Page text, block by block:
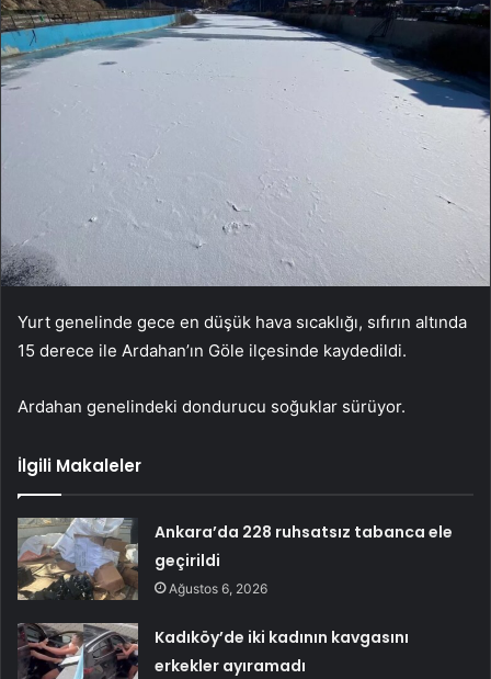
Yurt genelinde gece en düşük hava sıcaklığı, sıfırın altında
15 derece ile Ardahan’ın Göle ilçesinde kaydedildi.
Ardahan genelindeki dondurucu soğuklar sürüyor.
İlgili Makaleler
Ankara’da 228 ruhsatsız tabanca ele
geçirildi
Ağustos 6, 2026
Kadıköy’de iki kadının kavgasını
erkekler ayıramadı